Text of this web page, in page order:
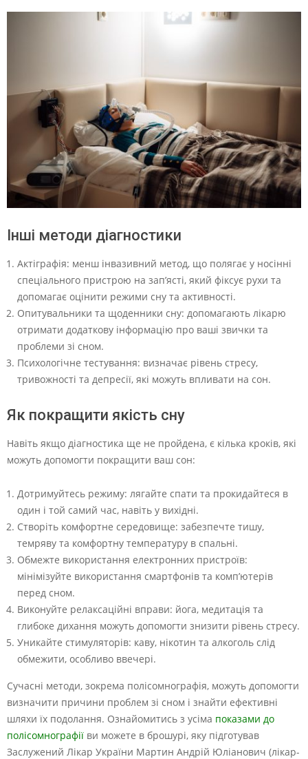
Інші методи діагностики
Актіграфія: менш інвазивний метод, що полягає у носінні
спеціального пристрою на зап’ясті, який фіксує рухи та
допомагає оцінити режими сну та активності.
Опитувальники та щоденники сну: допомагають лікарю
отримати додаткову інформацію про ваші звички та
проблеми зі сном.
Психологічне тестування: визначає рівень стресу,
тривожності та депресії, які можуть впливати на сон.
Як покращити якість сну
Навіть якщо діагностика ще не пройдена, є кілька кроків, які
можуть допомогти покращити ваш сон:
Дотримуйтесь режиму: лягайте спати та прокидайтеся в
один і той самий час, навіть у вихідні.
Створіть комфортне середовище: забезпечте тишу,
темряву та комфортну температуру в спальні.
Обмежте використання електронних пристроїв:
мінімізуйте використання смартфонів та комп’ютерів
перед сном.
Виконуйте релаксаційні вправи: йога, медитація та
глибоке дихання можуть допомогти знизити рівень стресу.
Уникайте стимуляторів: каву, нікотин та алкоголь слід
обмежити, особливо ввечері.
Сучасні методи, зокрема полісомнографія, можуть допомогти
визначити причини проблем зі сном і знайти ефективні
шляхи їх подолання. Ознайомитись з усіма показами до
полісомнографії ви можете в брошурі, яку підготував
Заслужений Лікар України Мартин Андрій Юліанович (лікар-